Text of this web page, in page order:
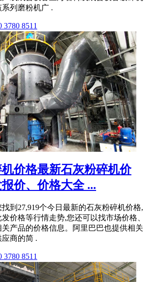
列磨粉机广 .
8511
价格最新石灰粉碎机价
价、价格大全 ...
到27,919个今日最新的石灰粉碎机价格,
价格等行情走势,您还可以找市场价格、
产品的价格信息。阿里巴巴也提供相关
商的简 .
8511